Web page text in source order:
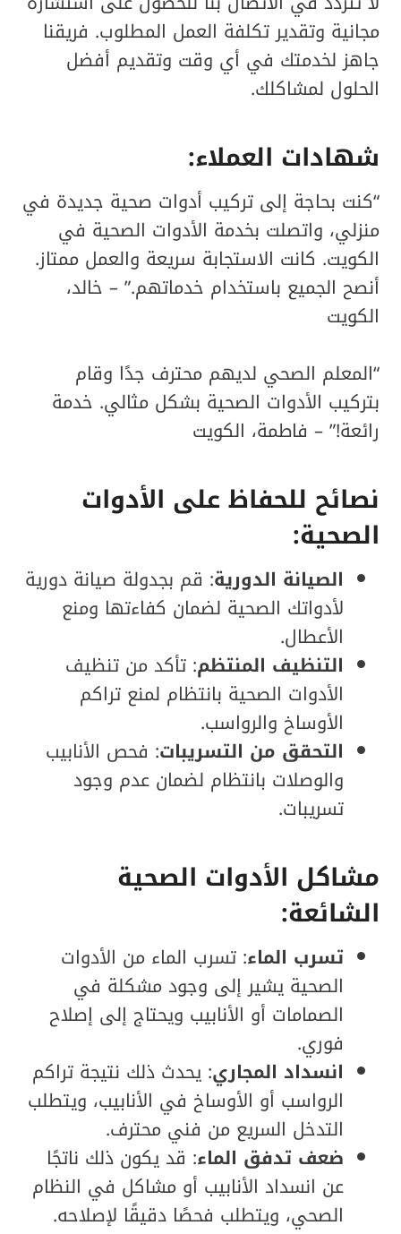
مجانية وتقدير تكلفة العمل المطلوب. فريقنا
جاهز لخدمتك في أي وقت وتقديم أفضل
الحلول لمشاكلك.
شهادات العملاء:
“كنت بحاجة إلى تركيب أدوات صحية جديدة في
منزلي، واتصلت بخدمة الأدوات الصحية في
الكويت. كانت الاستجابة سريعة والعمل ممتاز.
أنصح الجميع باستخدام خدماتهم.” – خالد،
الكويت
“المعلم الصحي لديهم محترف جدًا وقام
بتركيب الأدوات الصحية بشكل مثالي. خدمة
رائعة!” – فاطمة، الكويت
نصائح للحفاظ على الأدوات
الصحية:
الصيانة الدورية: قم بجدولة صيانة دورية
لأدواتك الصحية لضمان كفاءتها ومنع
الأعطال.
التنظيف المنتظم: تأكد من تنظيف
الأدوات الصحية بانتظام لمنع تراكم
الأوساخ والرواسب.
التحقق من التسريبات: فحص الأنابيب
والوصلات بانتظام لضمان عدم وجود
تسريبات.
مشاكل الأدوات الصحية
الشائعة:
تسرب الماء: تسرب الماء من الأدوات
الصحية يشير إلى وجود مشكلة في
الصمامات أو الأنابيب ويحتاج إلى إصلاح
فوري.
انسداد المجاري: يحدث ذلك نتيجة تراكم
الرواسب أو الأوساخ في الأنابيب، ويتطلب
التدخل السريع من فني محترف.
ضعف تدفق الماء: قد يكون ذلك ناتجًا
عن انسداد الأنابيب أو مشاكل في النظام
الصحي، ويتطلب فحصًا دقيقًا لإصلاحه.